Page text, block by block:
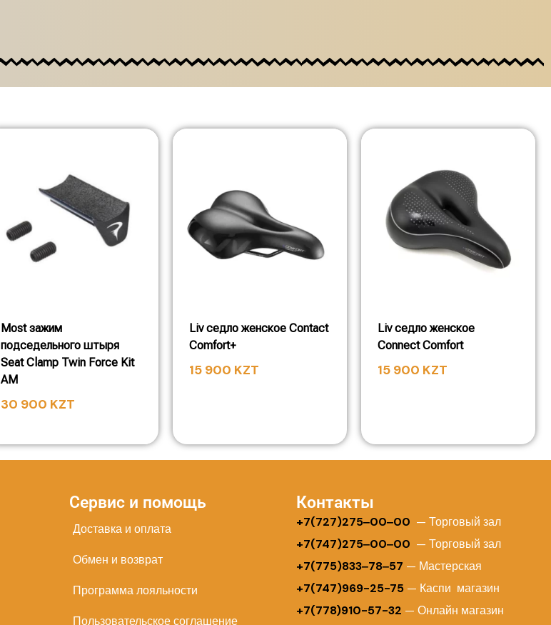
Most зажим
подседельного штыря
Seat Clamp Twin Force Kit
AM
30 900 KZT
Liv седло женское Contact
Comfort+
15 900 KZT
Liv седло женское
Connect Comfort
15 900 KZT
Сервис и помощь
Доставка и оплата
Обмен и возврат
Программа лояльности
Пользовательское соглашение
Контакты
+7(727)275‒00‒00 — Торговый зал
+7(747)275‒00‒00 — Торговый зал
+7(775)833‒78‒57 — Мастерская
+7(747)969-25-75— Каспи магазин
+7(778)910-57-32 — Онлайн магазин